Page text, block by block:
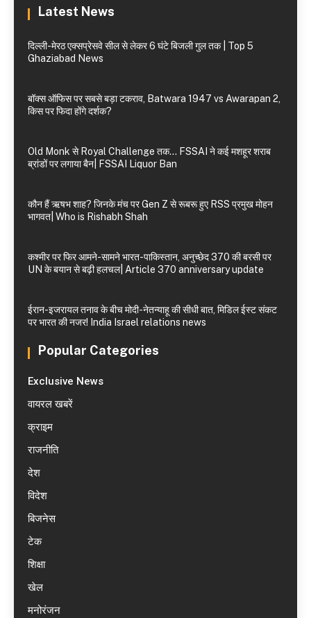
Latest News
दिल्ली-मेरठ एक्सप्रेसवे सील से लेकर 6 घंटे बिजली गुल तक | Top 5
Ghaziabad News
बॉक्स ऑफिस पर सबसे बड़ा टकराव, Batwara 1947 vs Awarapan 2,
किस पर फिदा होंगे दर्शक?
Old Monk से Royal Challenge तक… FSSAI ने कई मशहूर शराब
ब्रांडों पर लगाया बैन| FSSAI Liquor Ban
कौन हैं ऋषभ शाह? जिनके मंच पर Gen Z से रूबरू हुए RSS प्रमुख मोहन
भागवत| Who is Rishabh Shah
कश्मीर पर फिर आमने-सामने भारत-पाकिस्तान, अनुच्छेद 370 की बरसी पर
UN के बयान से बढ़ी हलचल| Article 370 anniversary update
ईरान-इजरायल तनाव के बीच मोदी-नेतन्याहू की सीधी बात, मिडिल ईस्ट संकट
पर भारत की नजर! India Israel relations news
Popular Categories
Exclusive News
वायरल खबरें
क्राइम
राजनीति
देश
विदेश
बिजनेस
टेक
शिक्षा
खेल
मनोरंजन